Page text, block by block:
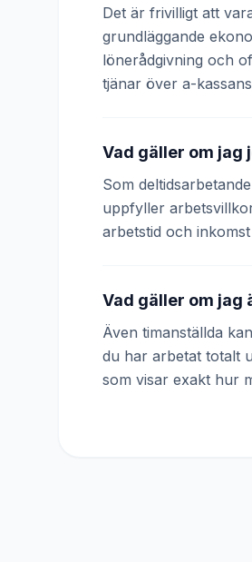
Det är frivilligt att
grundläggande
lönerådgivning och
tjänar över a-
Vad gäller om jag
Som
uppfyller
arbetstid och
Vad gäller om jag
Även timanställda
du har arbetat totalt
som visar exakt hur